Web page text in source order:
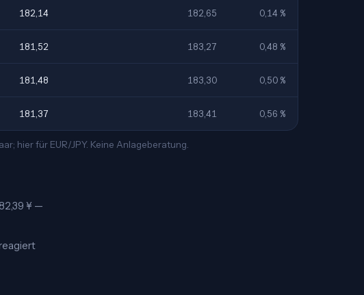
182,14 182,65 0,14 %
181,52 183,27 0,48 %
181,48 183,30 0,50 %
181,37 183,41 0,56 %
hier für EUR/JPY. Keine Anlageberatung.
¥ —